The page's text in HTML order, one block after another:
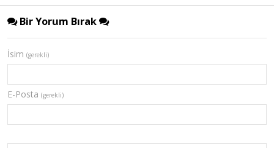
Bir Yorum Bırak
İsim (gerekli)
E-Posta (gerekli)